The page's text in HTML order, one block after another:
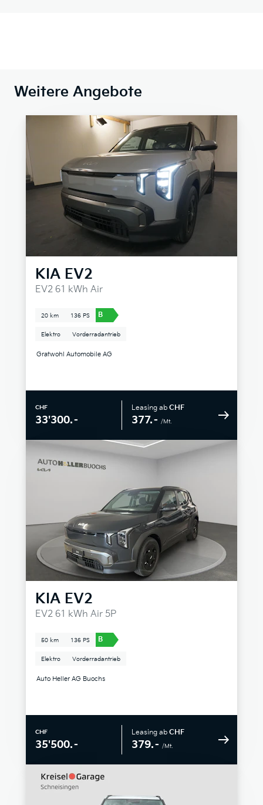
Weitere Angebote
KIA EV2
EV2 61 kWh Air
20 km 136 PS B
Elektro Vorderradantrieb
Gratwohl Automobile AG
CHF
33'300.–
Leasing ab CHF
377.– /Mt.
KIA EV2
EV2 61 kWh Air 5P
50 km 136 PS B
Elektro Vorderradantrieb
Auto Heller AG Buochs
CHF
35'500.–
Leasing ab CHF
379.– /Mt.